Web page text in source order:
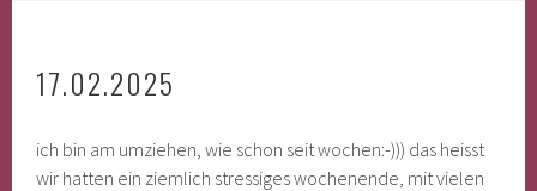
17.02.2025
ich bin am umziehen, wie schon seit wochen:-))) das heisst
wir hatten ein ziemlich stressiges wochenende, mit vielen